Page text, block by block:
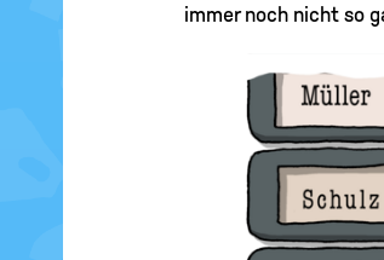
immer noch nicht so